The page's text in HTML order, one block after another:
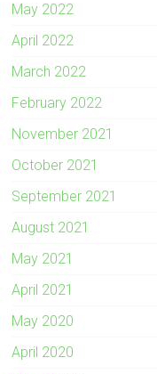
May 2022
April 2022
March 2022
February 2022
November 2021
October 2021
September 2021
August 2021
May 2021
April 2021
May 2020
April 2020